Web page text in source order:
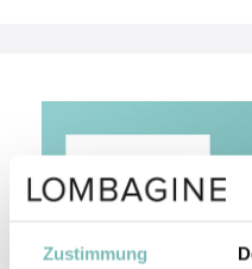
Zustimmung